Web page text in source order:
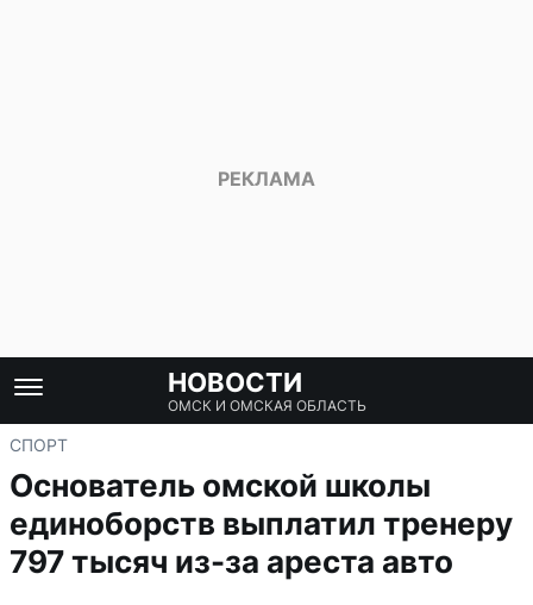
НОВОСТИ
ОМСК И ОМСКАЯ ОБЛАСТЬ
СПОРТ
Основатель омской школы
единоборств выплатил тренеру
797 тысяч из-за ареста авто